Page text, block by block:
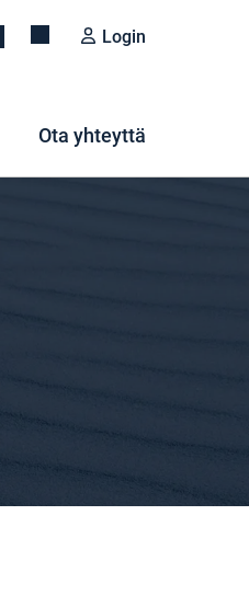
Login
Ota yhteyttä